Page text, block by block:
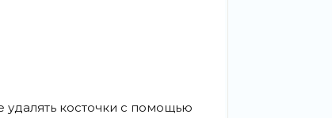
удалять косточки с помощью